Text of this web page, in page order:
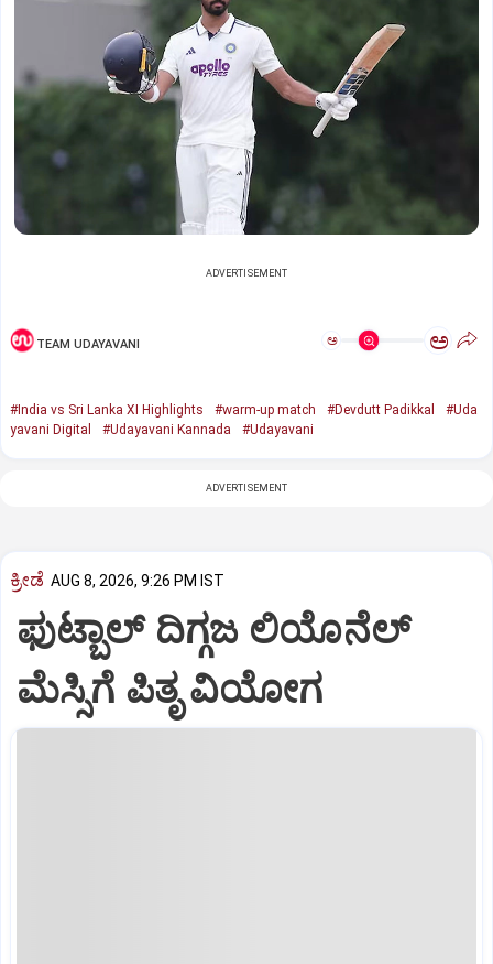
ADVERTISEMENT
TEAM UDAYAVANI ಅ ಅ
#India vs Sri Lanka XI Highlights #warm-up match #Devdutt Padikkal
#Uda
yavani Digital
#Udayavani Kannada #Udayavani
ADVERTISEMENT
ಕ್ರೀಡೆ AUG 8, 2026, 9:26 PM IST
ಫುಟ್ಬಾಲ್ ದಿಗ್ಗಜ ಲಿಯೊನೆಲ್‌
ಮೆಸ್ಸಿಗೆ ಪಿತೃ ವಿಯೋಗ